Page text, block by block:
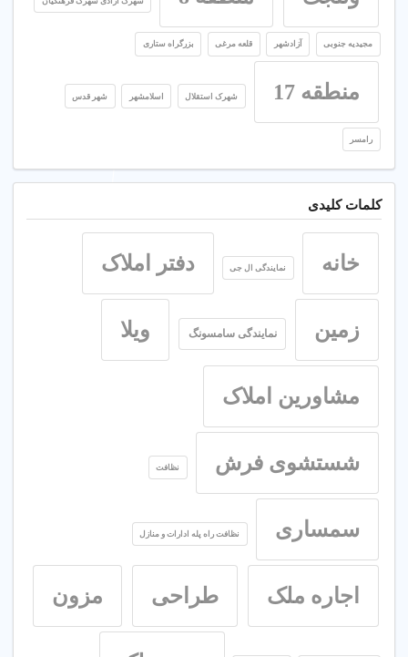
مجیدیه جنوبی آزادشهر قلعه مرغی بزرگراه ستاری
منطقه 17 شهرک استقلال اسلامشهر شهر قدس
رامسر
کلمات کلیدی
خانه نمایندگی ال جی دفتر املاک
زمین نمایندگی سامسونگ ویلا
مشاورین املاک
شستشوی فرش نظافت
سمساری نظافت راه پله ادارات و منازل
اجاره ملک طراحی مزون